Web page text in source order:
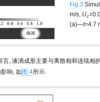
Fig.3
m/s, Uc
(a)—t=4.7
言, 液滴成形主要与离散相和连续相
响, 如 图 4所示.